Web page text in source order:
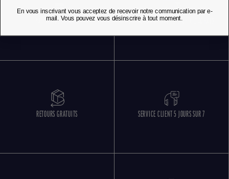
PAIEMENT SÉCURISÉ LIVRAISON OFFERTE DÈS 85 € D'ACHATS
RETOURS GRATUITS SERVICE CLIENT 5 JOURS SUR 7
En vous inscrivant vous acceptez de recevoir notre communication par e-
mail. Vous pouvez vous désinscrire à tout moment.